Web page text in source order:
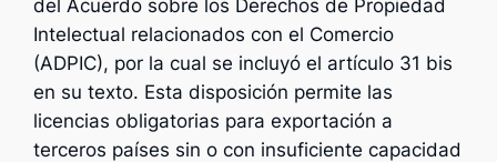
del Acuerdo sobre los Derechos de Propiedad
Intelectual relacionados con el Comercio
(ADPIC), por la cual se incluyó el artículo 31 bis
en su texto. Esta disposición permite las
licencias obligatorias para exportación a
terceros países sin o con insuficiente capacidad